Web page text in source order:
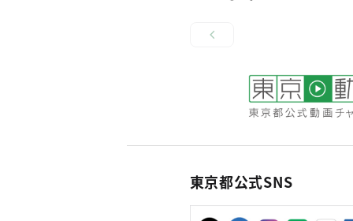
東京都公式SNS